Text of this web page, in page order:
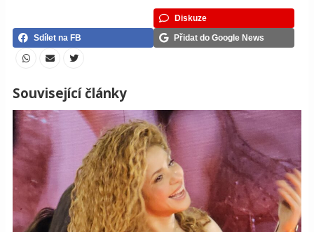
Diskuze
Sdílet na FB
Přidat do Google News
Související články